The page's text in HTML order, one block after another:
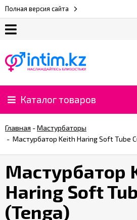
Полная версия сайта
нас
Доставка
и
⚡
%
CashBack
%
Каталог товаров
Главная -Мастурбаторы
- Мастурбатор Keith Haring Soft Tube
Мастурбатор
Haring Soft
(Tenga)